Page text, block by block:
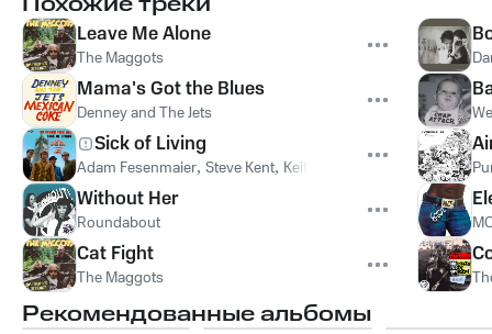
Leave Me Alone
The Maggots
Mama's Got the Blues
Denney and The Jets
Sick of Living
Adam Fesenmaier, Steve Kent, Keith Patterson Willie Wisely,
Without Her
Roundabout
Cat Fight
The Maggots
Рекомендованные альбомы